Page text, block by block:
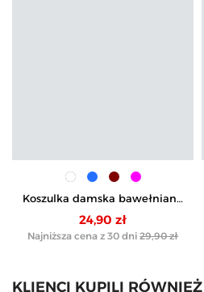
Koszulka damska bawełniana
z falbanką
24,90 zł
Najniższa cena z 30 dni 29,90 zł
KLIENCI KUPILI RÓWNIEŻ